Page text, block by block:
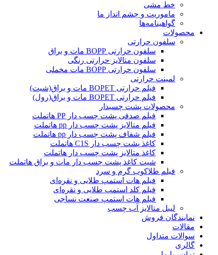
خط مشی
ماموریت و چشم انداز ما
گواهینامه‌ها
محصولات
سلفون حرارتی
سلفون حرارتی BOPP مات و براق
سلفون متالایز حرارتی رنگی
سلفون حرارتی BOPP مات مخملی
لمینت حرارتی
فیلم حرارتی BOPET مات و براق(شیت)
فیلم حرارتی BOPET مات و براق(رول)
محصولات پشت چسبدار
فیلم صدفی پشت چسب دار PP هاتملت
فیلم متالایز پشت چسب دار pp هاتملت
فیلم شفاف پشت چسب دار pp هاتملت
کاغذ پشت چسب دار C1S هاتملت
کاغذ متالایز پشت چسب دار هاتملت
شیت کاغذ پشت چسب دار مات و براق هاتملت
فیلم طلاکوب گرم و سرد
فیلم هات استمپ طلایی و نقره‌ای
فیلم کلد استمپ طلایی و نقره‌ای
فیلم هات استمپ صنعت نساجی
لیبل متالایز آب چسب
نمایندگان فروش
مقالات
سوالات متداول
گالری